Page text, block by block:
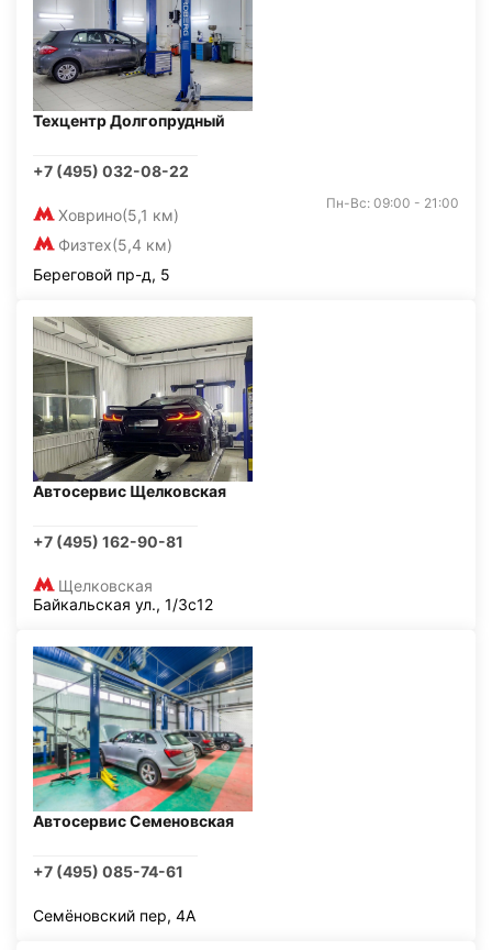
Техцентр Долгопрудный
+7 (495) 032-08-22
Ховрино(5,1 км)
Физтех(5,4 км)
Пн-Вс: 09:00 - 21:00
Береговой пр-д, 5
Автосервис Щелковская
+7 (495) 162-90-81
Щелковская
Байкальская ул., 1/3с12
Автосервис Семеновская
+7 (495) 085-74-61
Семёновский пер, 4А